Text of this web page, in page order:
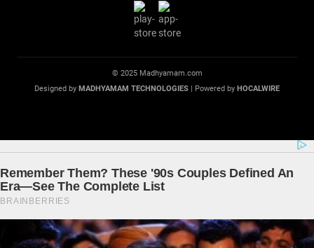
© 2025 Madhyamam.com
Designed by MADHYAMAM TECHNOLOGIES | Powered by HOCALWIRE